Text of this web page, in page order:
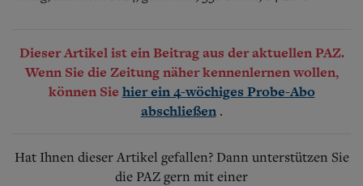
Dieser Artikel ist ein Beitrag aus der aktuellen PAZ.
Wenn Sie die Zeitung näher kennenlernen wollen,
können Sie hier ein 4-wöchiges Probe-Abo
abschließen .
Hat Ihnen dieser Artikel gefallen? Dann unterstützen Sie
die PAZ gern mit einer